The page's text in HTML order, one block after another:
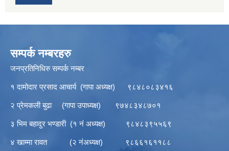
सम्पर्क नम्बरहरु
जनप्रतिनिधिरु सम्पर्क नम्बर
१ दामोदार प्रसाद आचार्य (गापा अध्यक्ष) ९८४८०८३४१६
२ प्रेमकली बुढा (गापा उपाध्यक्ष) ९७४८३४८७०१
३ भिम बहादुर भण्डारी (१ नं अध्यक्ष) ९८४८३९५५६९
४ खाम्मा रावत (२ नंअध्यक्ष) ९८६६१६११८८